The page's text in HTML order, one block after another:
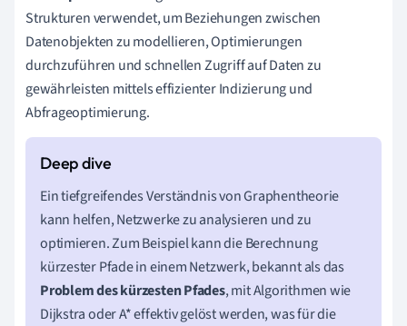
Strukturen verwendet, um Beziehungen zwischen
Datenobjekten zu modellieren, Optimierungen
durchzuführen und schnellen Zugriff auf Daten zu
gewährleisten mittels effizienter Indizierung und
Abfrageoptimierung.
Ein tiefgreifendes Verständnis von Graphentheorie
kann helfen, Netzwerke zu analysieren und zu
optimieren. Zum Beispiel kann die Berechnung
kürzester Pfade in einem Netzwerk, bekannt als das
Problem des kürzesten Pfades, mit Algorithmen wie
Dijkstra oder A* effektiv gelöst werden, was für die